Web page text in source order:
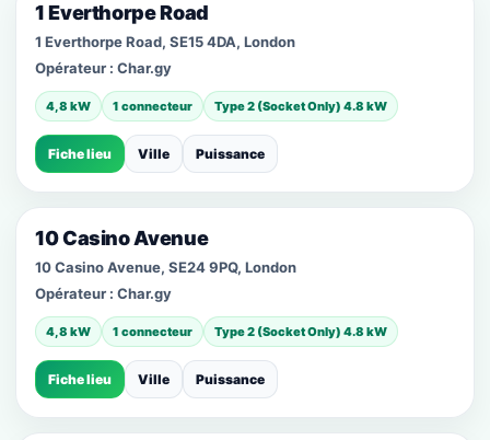
1 Everthorpe Road
1 Everthorpe Road, SE15 4DA, London
Opérateur : Char.gy
4,8 kW 1 connecteur Type 2 (Socket Only) 4.8 kW
Fiche lieu Ville Puissance
10 Casino Avenue
10 Casino Avenue, SE24 9PQ, London
Opérateur : Char.gy
4,8 kW 1 connecteur Type 2 (Socket Only) 4.8 kW
Fiche lieu Ville Puissance